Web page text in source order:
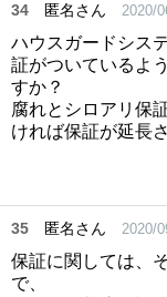
34 匿名さん 2020/
ハウスガードシス
証がついているよ
すか？
腐れとシロアリ保
ければ保証が延長
35 匿名さん 2020/
保証に関しては、
で、